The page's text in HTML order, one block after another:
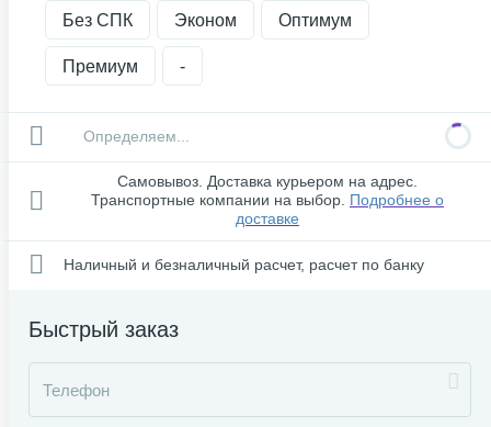
Без СПК Эконом Оптимум
Премиум -
Определяем...
Самовывоз. Доставка курьером на адрес.
Транспортные компании на выбор. Подробнее о
доставке
Наличный и безналичный расчет, расчет по банку
Быстрый заказ